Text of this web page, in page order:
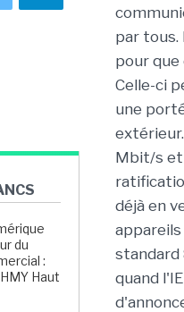
du
:
Haut
par tous.
pour
Celle-ci
une
Mbit/s et
déjà en
standard
quand